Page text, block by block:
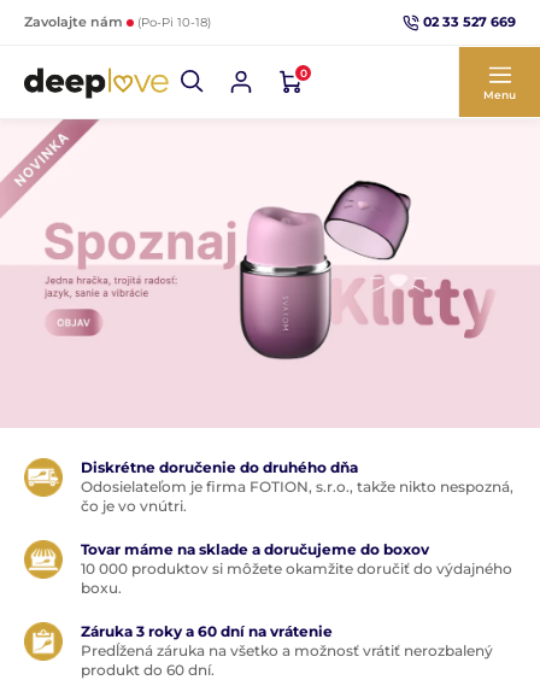
Zavolajte nám (Po-Pi 10-18) 02 33 527 669
0
Menu
Diskrétne doručenie do druhého dňa
Odosielateľom je firma FOTION, s.r.o., takže nikto nespozná,
čo je vo vnútri.
Tovar máme na sklade a doručujeme do boxov
10 000 produktov si môžete okamžite doručiť do výdajného
boxu.
Záruka 3 roky a 60 dní na vrátenie
Predĺžená záruka na všetko a možnosť vrátiť nerozbalený
produkt do 60 dní.